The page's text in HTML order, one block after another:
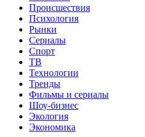
Происшествия
Психология
Рынки
Сериалы
Спорт
ТВ
Технологии
Тренды
Фильмы и сериалы
Шоу-бизнес
Экология
Экономика